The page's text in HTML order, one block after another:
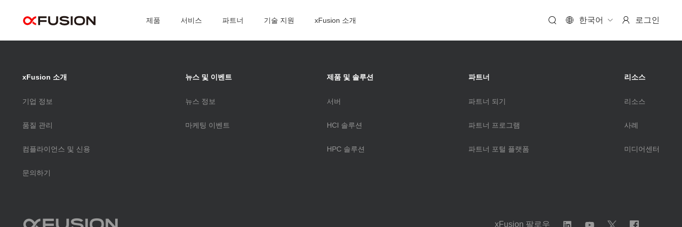
제품
서비스 파트너 기술 지원 xFusion 소개 한국어 로그인
FusionServer AI 서버
FusionPoD 랙 스케일 서버
xFusion 소개
기업 정보
품질 관리
컴플라이언스 및 신용
문의하기
뉴스 및 이벤트
뉴스 정보
마케팅 이벤트
제품 및 솔루션
서버
HCI 솔루션
HPC 솔루션
파트너
파트너 되기
파트너 프로그램
파트너 포털 플랫폼
리소스
리소스
사례
미디어센터
xFusion 팔로우